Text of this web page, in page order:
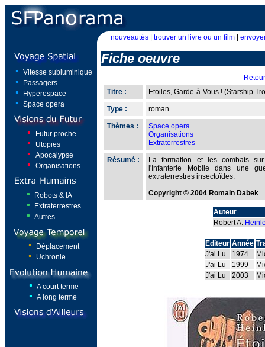
nouveautés trouver un livre ou un film
Vitesse subluminique
Passagers
Hyperespace
Space opera
Futur proche
Utopies
Apocalypse
Organisations
Robots & IA
Extraterrestres
Autres
Déplacement
Uchronie
A court terme
A long terme
Fiche oeuvre
Titre :
Etoiles, Garde-à-Vous ! (Starship
Type : roman
Thèmes :
Space opera
Organisations
Extraterrestres
Résumé :
La formation et les combats
l'Infanterie Mobile dans une
extraterrestres insectoïdes.
Copyright © 2004 Romain Dabek
Auteur
Robert A.
Editeur Année
J'ai Lu
1974
J'ai Lu
1999
J'ai Lu
2003